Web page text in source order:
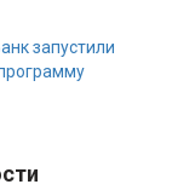
запустили